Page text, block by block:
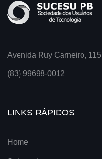
Avenida Ruy Carneiro,
(83) 99698-0012
LINKS RÁPIDOS
Home